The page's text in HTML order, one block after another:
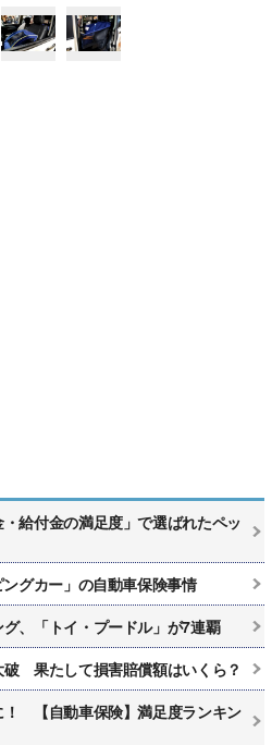
給付金の満足度」で選ばれたペッ
グカー」の自動車保険事情
、「トイ・プードル」が7連覇
果たして損害賠償額はいくら？
！ 【自動車保険】満足度ランキン